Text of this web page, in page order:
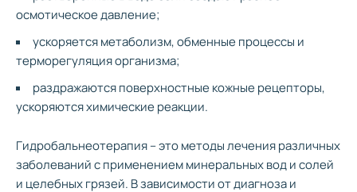
осмотическое давление;
ускоряется метаболизм, обменные процессы и
терморегуляция организма;
раздражаются поверхностные кожные рецепторы,
ускоряются химические реакции.
Гидробальнеотерапия – это методы лечения различных
заболеваний с применением минеральных вод и солей
и целебных грязей. В зависимости от диагноза и